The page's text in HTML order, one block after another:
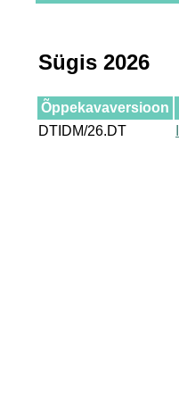
Sügis 2026
Õppekavaversioon
DTIDM/26.DT